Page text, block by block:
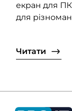
екран для
для
Читати